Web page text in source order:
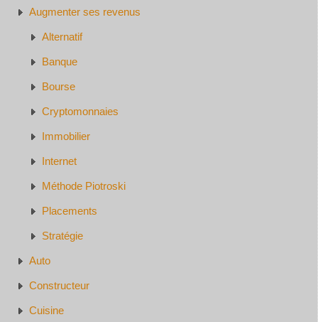
Augmenter ses revenus
Alternatif
Banque
Bourse
Cryptomonnaies
Immobilier
Internet
Méthode Piotroski
Placements
Stratégie
Auto
Constructeur
Cuisine